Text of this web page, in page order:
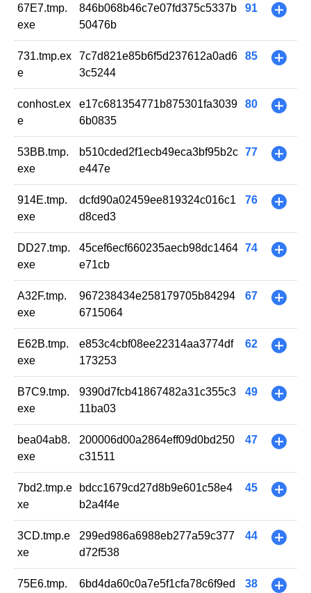
67E7.tmp.
exe
846b068b46c7e07fd375c5337b
50476b
91 +
731.tmp.ex
e
7c7d821e85b6f5d237612a0ad6
3c5244
85 +
conhost.ex
e
e17c681354771b875301fa3039
6b0835
80 +
53BB.tmp.
exe
b510cded2f1ecb49eca3bf95b2c
e447e
77 +
914E.tmp.
exe
dcfd90a02459ee819324c016c1
d8ced3
76 +
DD27.tmp.
exe
45cef6ecf660235aecb98dc1464
e71cb
74 +
A32F.tmp.
exe
967238434e258179705b84294
6715064
67 +
E62B.tmp.
exe
e853c4cbf08ee22314aa3774df
173253
62 +
B7C9.tmp.
exe
9390d7fcb41867482a31c355c3
11ba03
49 +
bea04ab8.
exe
200006d00a2864eff09d0bd250
c31511
47 +
7bd2.tmp.e
xe
bdcc1679cd27d8b9e601c58e4
b2a4f4e
45 +
3CD.tmp.e
xe
299ed986a6988eb277a59c377
d72f538
44 +
75E6.tmp.
6bd4da60c0a7e5f1cfa78c6f9ed
38 +